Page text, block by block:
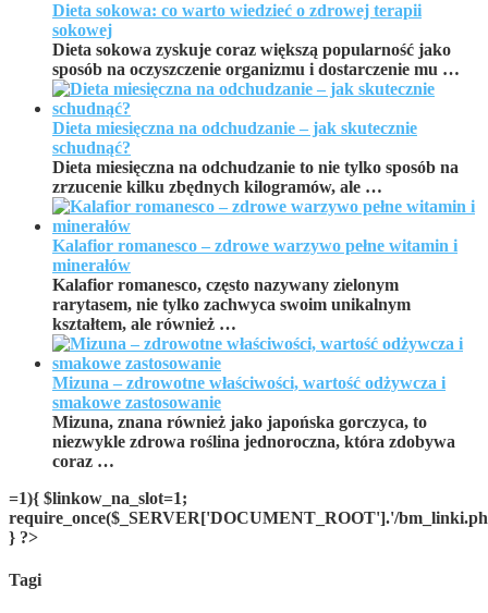
Dieta sokowa: co warto wiedzieć o zdrowej terapii
sokowej
Dieta sokowa zyskuje coraz większą popularność jako
sposób na oczyszczenie organizmu i dostarczenie mu …
Dieta miesięczna na odchudzanie – jak skutecznie
schudnąć?
Dieta miesięczna na odchudzanie to nie tylko sposób na
zrzucenie kilku zbędnych kilogramów, ale …
Kalafior romanesco – zdrowe warzywo pełne witamin i
minerałów
Kalafior romanesco, często nazywany zielonym
rarytasem, nie tylko zachwyca swoim unikalnym
kształtem, ale również …
Mizuna – zdrowotne właściwości, wartość odżywcza i
smakowe zastosowanie
Mizuna, znana również jako japońska gorczyca, to
niezwykle zdrowa roślina jednoroczna, która zdobywa
coraz …
=1){ $linkow_na_slot=1;
require_once($_SERVER['DOCUMENT_ROOT'].'/
} ?>
Tagi